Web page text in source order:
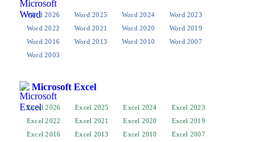
Word 2026 Word 2025 Word 2024
Word 2023
Word 2022
Word 2021 Word 2020
Word 2019
Word 2016
Word 2013 Word 2010
Word 2007
Word 2003
Microsoft Excel
Excel 2026 Excel 2025 Excel 2024
Excel 2023
Excel 2022
Excel 2021 Excel 2020
Excel 2019
Excel 2016
Excel 2013 Excel 2010
Excel 2007